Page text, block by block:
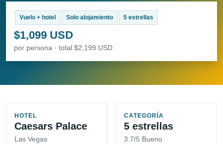
Vuelo + hotel Solo alojamiento 5 estrellas
$1,099 USD
por persona · total $2,199 USD
HOTEL
Caesars Palace
Las Vegas
CATEGORÍA
5 estrellas
3.7/5 Bueno